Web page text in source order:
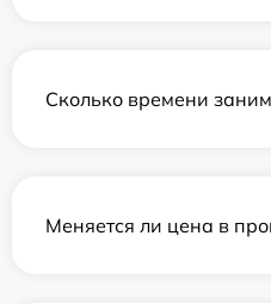
Сколько времени
Меняется ли цена в